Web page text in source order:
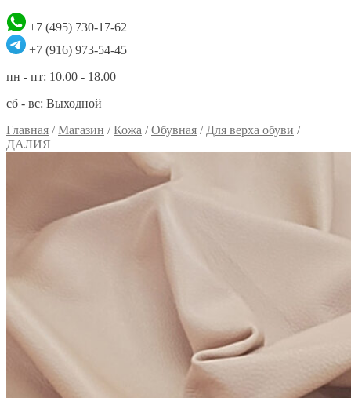
+7 (495) 730-17-62
+7 (916) 973-54-45
пн - пт: 10.00 - 18.00
сб - вс: Выходной
Главная /Магазин /Кожа /Обувная / Для верха обуви /
ДАЛИЯ